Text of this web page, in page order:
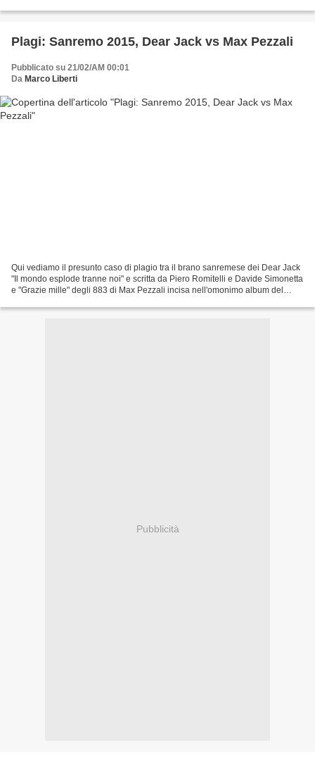
Plagi: Sanremo 2015, Dear Jack vs Max Pezzali
Pubblicato su 21/02/AM 00:01
Da Marco Liberti
Qui vediamo il presunto caso di plagio tra il brano sanremese dei Dear Jack
"Il mondo esplode tranne noi" e scritta da Piero Romitelli e Davide Simonetta
e "Grazie mille" degli 883 di Max Pezzali incisa nell'omonimo album del
Pubblicità